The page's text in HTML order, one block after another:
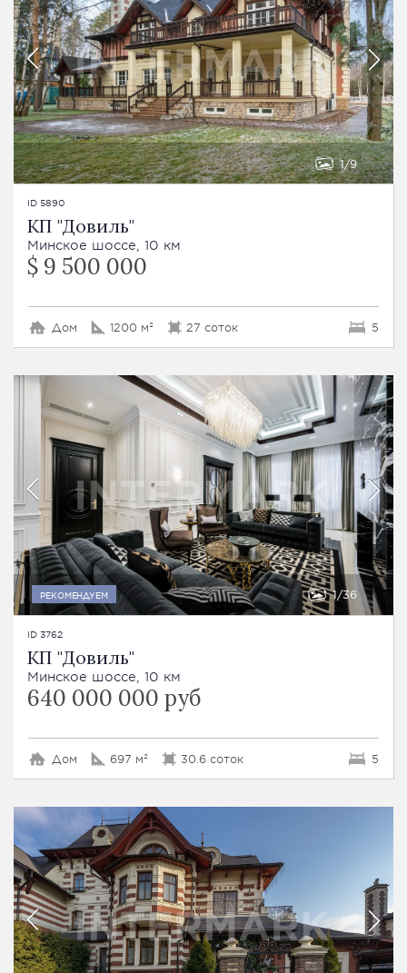
1 9
ID 5890
КП "Довиль"
Минское шоссе, 10 км
$ 9 500 000
Дом 1200 м² 27 соток 5
РЕКОМЕНДУЕМ 1 36
ID 3762
КП "Довиль"
Минское шоссе, 10 км
640 000 000 руб
Дом 697 м² 30.6 соток 5